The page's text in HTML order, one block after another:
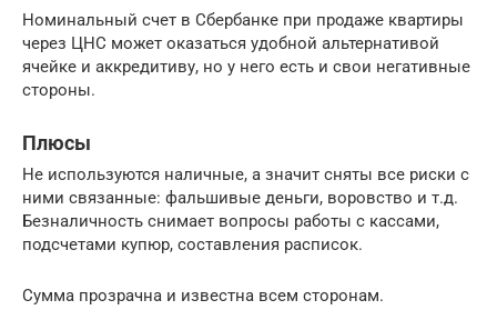
Номинальный счет в Сбербанке при продаже квартиры
через ЦНС может оказаться удобной альтернативой
ячейке и аккредитиву, но у него есть и свои негативные
стороны.
Плюсы
Не используются наличные, а значит сняты все риски с
ними связанные: фальшивые деньги, воровство и т.д.
Безналичность снимает вопросы работы с кассами,
подсчетами купюр, составления расписок.
Сумма прозрачна и известна всем сторонам.